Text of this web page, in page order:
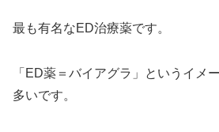
最も有名なED治療薬です。
「ED薬＝バイアグラ」というイメ
多いです。